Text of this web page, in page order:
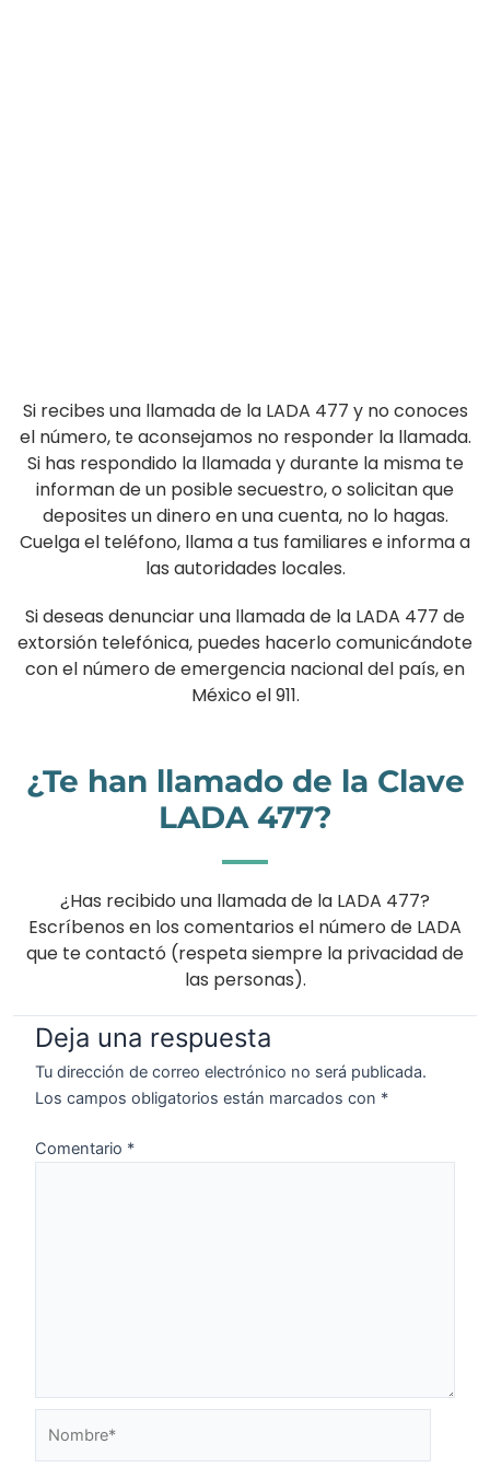
Si recibes una llamada de la LADA 477 y no conoces
el número, te aconsejamos no responder la llamada.
Si has respondido la llamada y durante la misma te
informan de un posible secuestro, o solicitan que
deposites un dinero en una cuenta, no lo hagas.
Cuelga el teléfono, llama a tus familiares e informa a
las autoridades locales.
Si deseas denunciar una llamada de la LADA 477 de
extorsión telefónica, puedes hacerlo comunicándote
con el número de emergencia nacional del país, en
México el 911.
¿Te han llamado de la Clave
LADA 477?
¿Has recibido una llamada de la LADA 477?
Escríbenos en los comentarios el número de LADA
que te contactó (respeta siempre la privacidad de
las personas).
Deja una respuesta
Tu dirección de correo electrónico no será publicada.
Los campos obligatorios están marcados con *
Comentario *